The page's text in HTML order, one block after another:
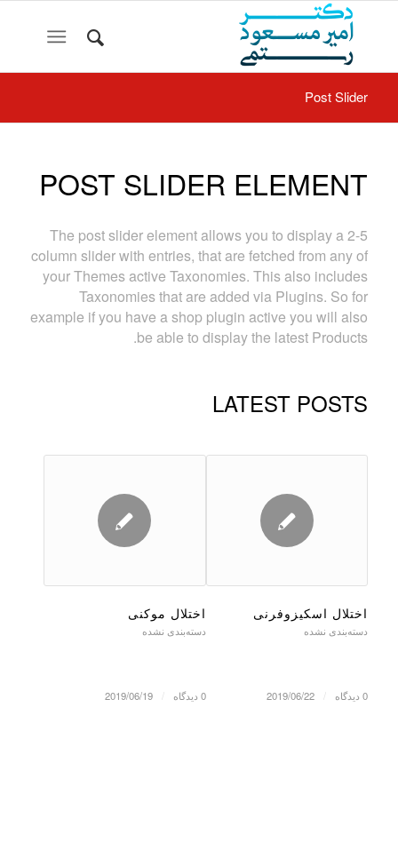
Post Slider
POST SLIDER ELEMENT
The post slider element allows you to display a 2-5
column slider with entries, that are fetched from any of
your Themes active Taxonomies. This also includes
Taxonomies that are added via Plugins. So for
example if you have a shop plugin active you will also
be able to display the latest Products.
LATEST POSTS
اختلال اسکیزوفرنی
دسته‌بندی نشده
0 دیدگاه 2019/06/22
اختلال موکنی
دسته‌بندی نشده
0 دیدگاه 2019/06/19